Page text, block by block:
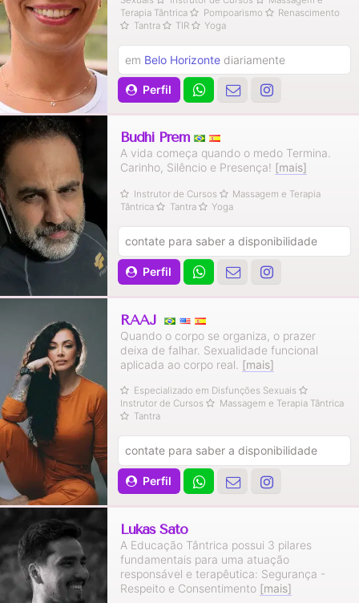
Terapia Tântrica
Pompoarismo
Renascimento
Tantra
TIR Yoga
Perfil
em Belo Horizonte diariamente
Budhi Prem
A vida começa quando o medo Termina.
Carinho, Silêncio e Presença! [mais]
Instrutor de Cursos
Massagem e Terapia
Tântrica
Tantra Yoga
Perfil
contate para saber a disponibilidade
RAAJ
Quando o corpo se organiza, o prazer
deixa de falhar. Sexualidade funcional
aplicada ao corpo real. [mais]
Especializado em Disfunções Sexuais
Instrutor de Cursos
Massagem e Terapia Tântrica
Tantra
Perfil
contate para saber a disponibilidade
Lukas Sato
A Educação Tântrica possui 3 pilares
fundamentais para uma atuação
responsável e terapêutica: Segurança -
Respeito e Consentimento [mais]